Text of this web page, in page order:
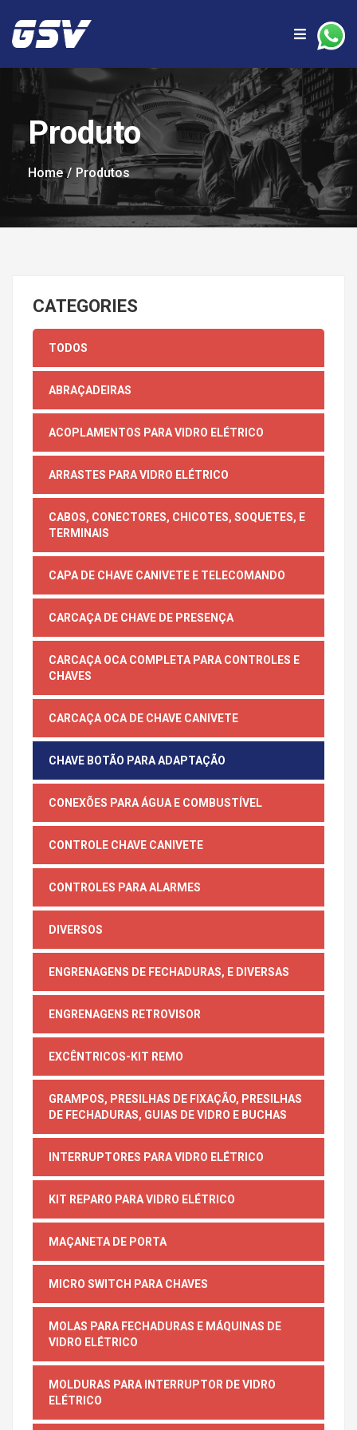
Produto
Home Produtos
CATEGORIES
TODOS
ABRAÇADEIRAS
ACOPLAMENTOS PARA VIDRO ELÉTRICO
ARRASTES PARA VIDRO ELÉTRICO
CABOS, CONECTORES, CHICOTES, SOQUETES, E
TERMINAIS
CAPA DE CHAVE CANIVETE E TELECOMANDO
CARCAÇA DE CHAVE DE PRESENÇA
CARCAÇA OCA COMPLETA PARA CONTROLES E
CHAVES
CARCAÇA OCA DE CHAVE CANIVETE
CHAVE BOTÃO PARA ADAPTAÇÃO
CONEXÕES PARA ÁGUA E COMBUSTÍVEL
CONTROLE CHAVE CANIVETE
CONTROLES PARA ALARMES
DIVERSOS
ENGRENAGENS DE FECHADURAS, E DIVERSAS
ENGRENAGENS RETROVISOR
EXCÊNTRICOS-KIT REMO
GRAMPOS, PRESILHAS DE FIXAÇÃO, PRESILHAS
DE FECHADURAS, GUIAS DE VIDRO E BUCHAS
INTERRUPTORES PARA VIDRO ELÉTRICO
KIT REPARO PARA VIDRO ELÉTRICO
MAÇANETA DE PORTA
MICRO SWITCH PARA CHAVES
MOLAS PARA FECHADURAS E MÁQUINAS DE
VIDRO ELÉTRICO
MOLDURAS PARA INTERRUPTOR DE VIDRO
ELÉTRICO